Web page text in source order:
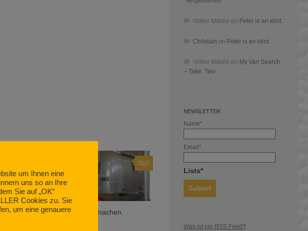
0
Wieder hübsch machen.
Volker Manns on Peter is an idiot.
Christian on Peter is an idiot.
Volker Manns on My Van Search
– Take: Two
NEWSLETTER
Name*
Email*
Lists*
Was ist ein RSS Feed?
um Ihnen eine
uns so an Ihre
Sie auf „OK“
Cookies zu. Sie
um eine genauere